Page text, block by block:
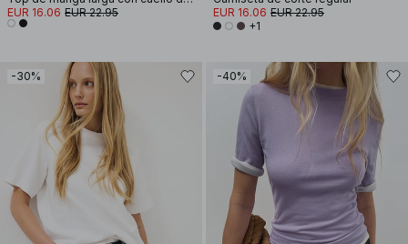
EUR 16.06 EUR 22.95
EUR 16.06 EUR 22.95
+1
-30% -40%